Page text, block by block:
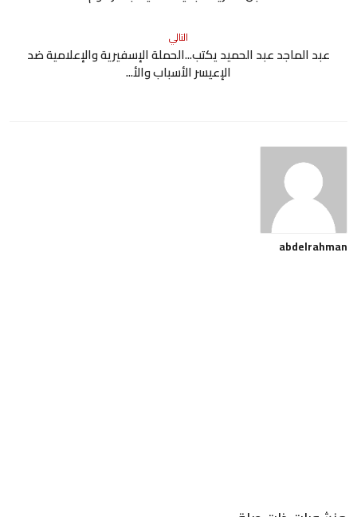
التالي
عبد الماجد عبد الحميد يكتب...الحملة الإسفيرية والإعلامية ضد
الإعيسر الأسباب والأ...
abdelrahman